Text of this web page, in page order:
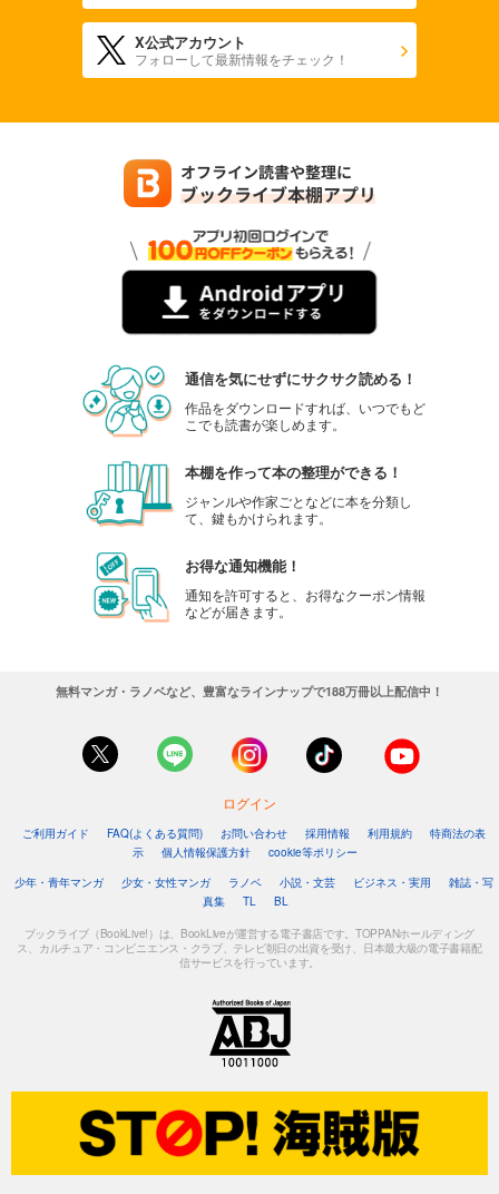
あらすじを表示する
JKハルは異世界で娼婦になった 分冊版第43巻
165円 (税込)
あらすじを表示する
JKハルは異世界で娼婦になった 分冊版第44巻（完）
165
円 (税込)
完結
X公式アカウント
フォローして最新情報をチェック！
通信を気にせずにサクサク読める！
作品をダウンロードすれば、いつでもど
こでも読書が楽しめます。
本棚を作って本の整理ができる！
ジャンルや作家ごとなどに本を分類し
て、鍵もかけられます。
お得な通知機能！
通知を許可すると、お得なクーポン情報
などが届きます。
無料マンガ・ラノベなど、豊富なラインナップで188万冊以上配信中！
ログイン
ご利用ガイド FAQ(よくある質問) お問い合わせ 採用情報 利用規約
特商法の表
示
個人情報保護方針
cookie等ポリシー
少年・青年マンガ
少女・女性マンガ ラノベ 小説・文芸 ビジネス・実用
雑誌・写
真集
TL BL
ブックライブ（BookLive!）は、BookLiveが運営する電子書店です。TOPPANホールディング
ス、カルチュア・コンビニエンス・クラブ、テレビ朝日の出資を受け、日本最大級の電子書籍配
信サービスを行っています。